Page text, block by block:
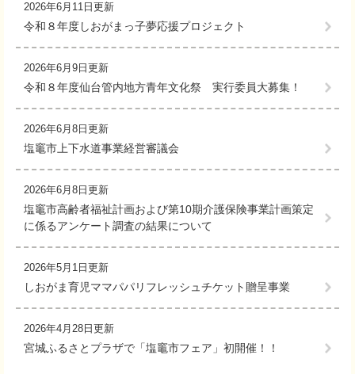
2026年6月11日更新
令和８年度しおがまっ子夢応援プロジェクト
2026年6月9日更新
令和８年度仙台管内地方青年文化祭 実行委員大募集！
2026年6月8日更新
塩竈市上下水道事業経営審議会
2026年6月8日更新
塩竈市高齢者福祉計画および第10期介護保険事業計画策定
に係るアンケート調査の結果について
2026年5月1日更新
しおがま育児ママパパリフレッシュチケット贈呈事業
2026年4月28日更新
宮城ふるさとプラザで「塩竈市フェア」初開催！！